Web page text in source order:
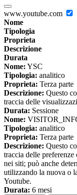
www.youtube.com
Nome
Tipologia
Proprieta
Descrizione
Durata
Nome: YSC
Tipologia: analitico
Proprieta: Terza parte
Descrizione: Questo
traccia delle
Durata: Sessione
Nome:
Tipologia: analitico
Proprieta: Terza parte
Descrizione: Questo
traccia delle
nei siti; può anche
utilizzando la nuova o
Youtube.
Durata: 6 mesi